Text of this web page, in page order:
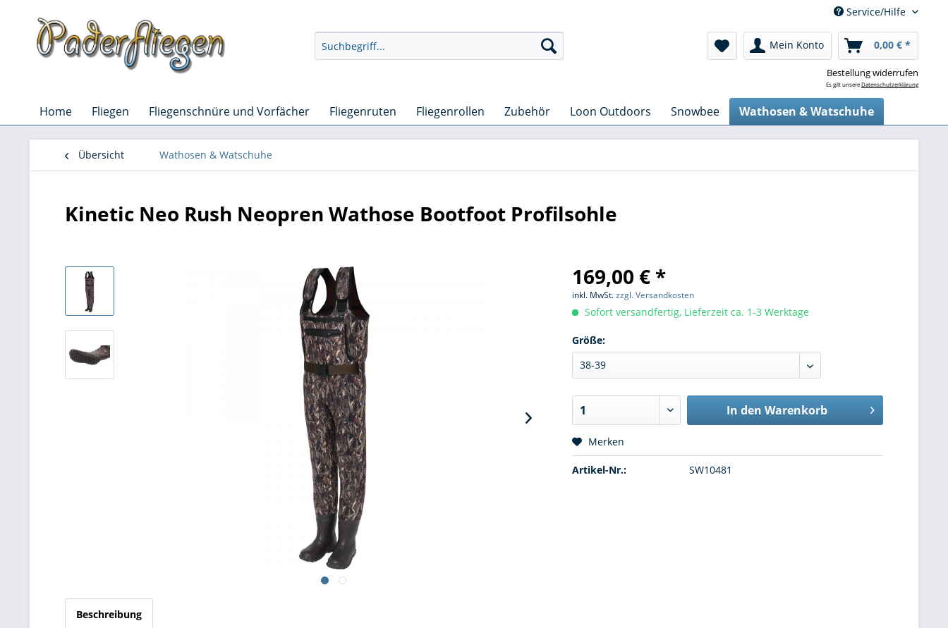
Service/Hilfe
Mein Konto 0,00 € *
Bestellung widerrufen
Es gilt unsereDatenschutzerklärung
Home Fliegen Fliegenschnüre und Vorfächer Fliegenruten Fliegenrollen Zubehör Loon Outdoors Snowbee Wathosen & Watschuhe
Übersicht Wathosen & Watschuhe
Kinetic Neo Rush Neopren Wathose Bootfoot Profilsohle
169,00 € *
inkl. MwSt.zzgl. Versandkosten
Sofort versandfertig, Lieferzeit ca. 1-3 Werktage
Größe:
In den Warenkorb
Merken
Artikel-Nr.: SW10481
Beschreibung